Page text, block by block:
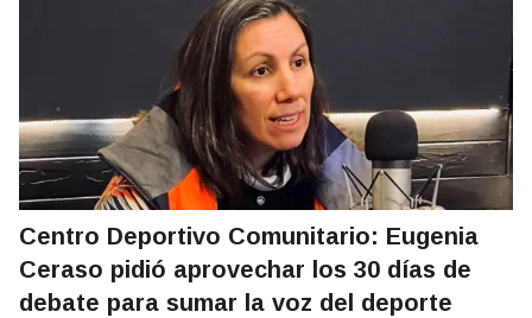
Centro Deportivo Comunitario: Eugenia
Ceraso pidió aprovechar los 30 días de
debate para sumar la voz del deporte